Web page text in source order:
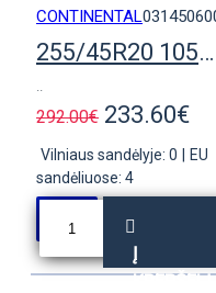
CONTINENTAL
255/45R20 105V Continental EcoContact 7
..
292.00€ 233.60€
Vilniaus sandėlyje: 0
EU
sandėliuose: 4
Į
KREPŠELĮ